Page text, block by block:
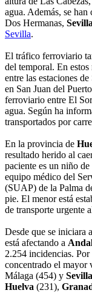
agua. Además, se han
Dos Hermanas, Sevilla
Sevilla.
El tráfico ferroviario
del temporal. En
entre las estaciones
en San Juan del
ferroviario entre El
agua. Según ha
transportados por
En la provincia de
resultado herido al
paciente es un niño
equipo médico del
(SUAP) de la Palma
pie. El menor está
de transporte urgente
Desde que se iniciara
está afectando a
2.254 incidencias.
concentrado el mayor
Málaga (454) y Sevilla
Huelva (231),